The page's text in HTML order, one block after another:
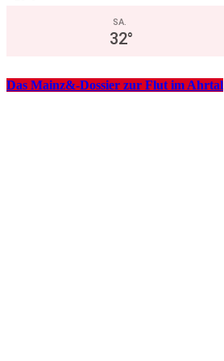
SA.
32°
Das Mainz&-Dossier zur Flut im Ahrtal